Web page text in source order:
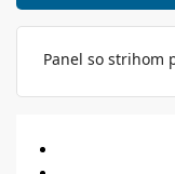
Panel so strihom